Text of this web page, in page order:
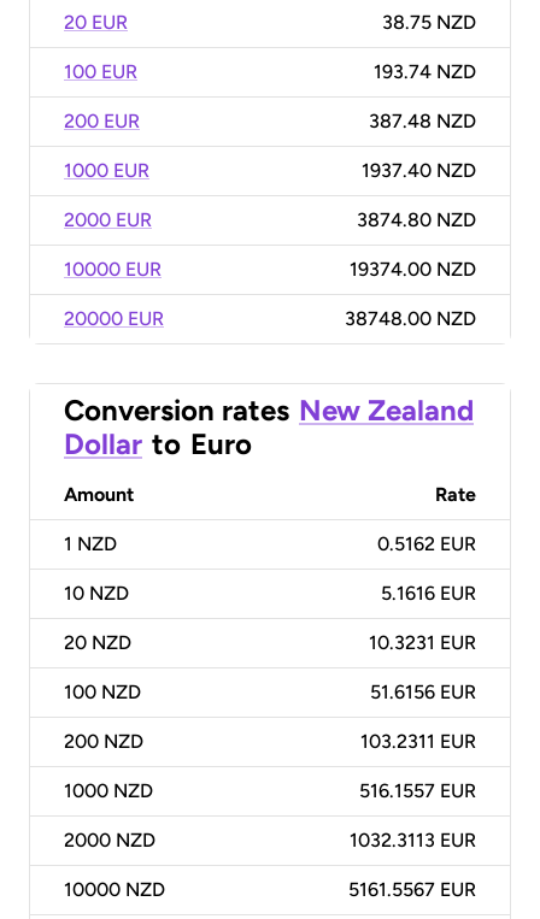
20 EUR 38.75 NZD
100 EUR 193.74 NZD
200 EUR 387.48 NZD
1000 EUR 1937.40 NZD
2000 EUR 3874.80 NZD
10000 EUR 19374.00 NZD
20000 EUR 38748.00 NZD
Conversion rates New Zealand
Dollar to Euro
Amount Rate
1 NZD 0.5162 EUR
10 NZD 5.1616 EUR
20 NZD 10.3231 EUR
100 NZD 51.6156 EUR
200 NZD 103.2311 EUR
1000 NZD 516.1557 EUR
2000 NZD 1032.3113 EUR
10000 NZD 5161.5567 EUR